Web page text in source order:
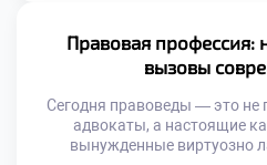
путь будущих адвокатов,
Именно поэтому
техникуме
Правовая профессия:
вызовы
Сегодня правоведы — это не
адвокаты, а настоящие
вынужденные виртуозно